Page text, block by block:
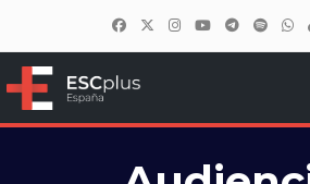
ESCplus España